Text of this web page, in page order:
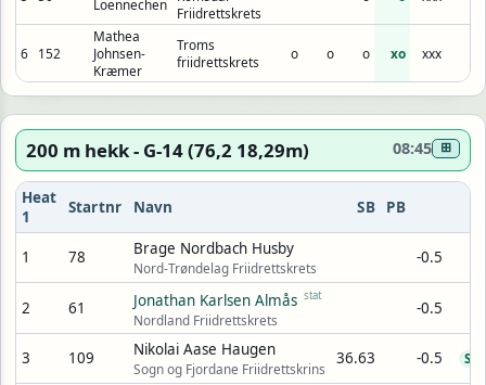
Loennechen
Friidrettskrets
6 152
Mathea
Johnsen-
Kræmer
Troms
friidrettskrets
o o o xo xxx
200 m hekk - G-14 (76,2 18,29m) 08:45 ⊞
Heat
1
Startnr Navn SB PB
1 78 Brage Nordbach Husby
Nord-Trøndelag Friidrettskrets
-0.5
2 61 Jonathan Karlsen Almås stat
Nordland Friidrettskrets
-0.5
3 109 Nikolai Aase Haugen
Sogn og Fjordane Friidrettskrins
36.63 -0.5 SB